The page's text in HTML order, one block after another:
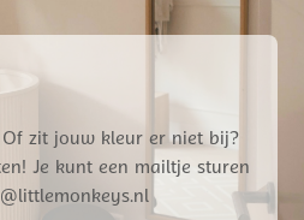
zit jouw kleur er niet bij?
Je kunt een mailtje sturen